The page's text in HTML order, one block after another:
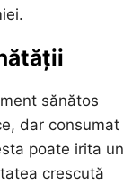
sănătos
dar consumat
poate irita un
crescută